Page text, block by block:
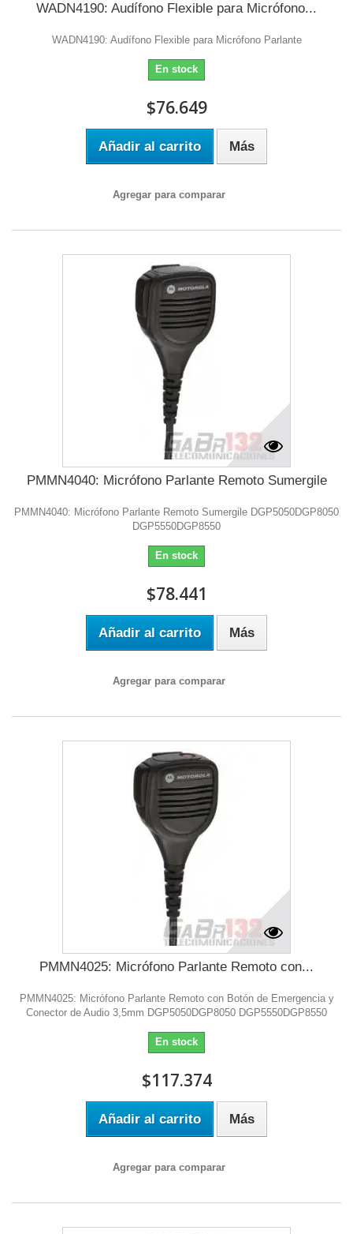
WADN4190: Audífono Flexible para Micrófono...
WADN4190: Audífono Flexible para Micrófono Parlante
En stock
$76.649
Añadir al carrito Más
Agregar para comparar
PMMN4040: Micrófono Parlante Remoto Sumergile
PMMN4040: Micrófono Parlante Remoto Sumergile DGP5050DGP8050
DGP5550DGP8550
En stock
$78.441
Añadir al carrito Más
Agregar para comparar
PMMN4025: Micrófono Parlante Remoto con...
PMMN4025: Micrófono Parlante Remoto con Botón de Emergencia y
Conector de Audio 3,5mm DGP5050DGP8050 DGP5550DGP8550
En stock
$117.374
Añadir al carrito Más
Agregar para comparar